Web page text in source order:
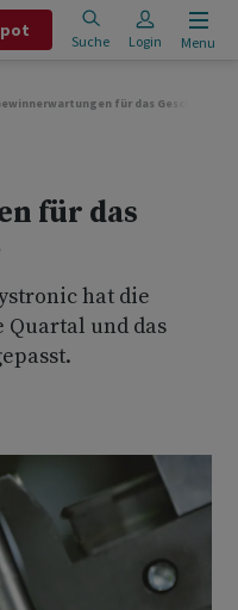
Suche Login Menu
für das Geschäftsjahr
für das
hat die
und das